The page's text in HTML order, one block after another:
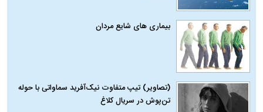
بیماری‌ های شایع مردان
(تصاویر) تیپ متفاوت نیک‌آفرید سماواتی با حوله
تن‌پوش در سریال کلاغ